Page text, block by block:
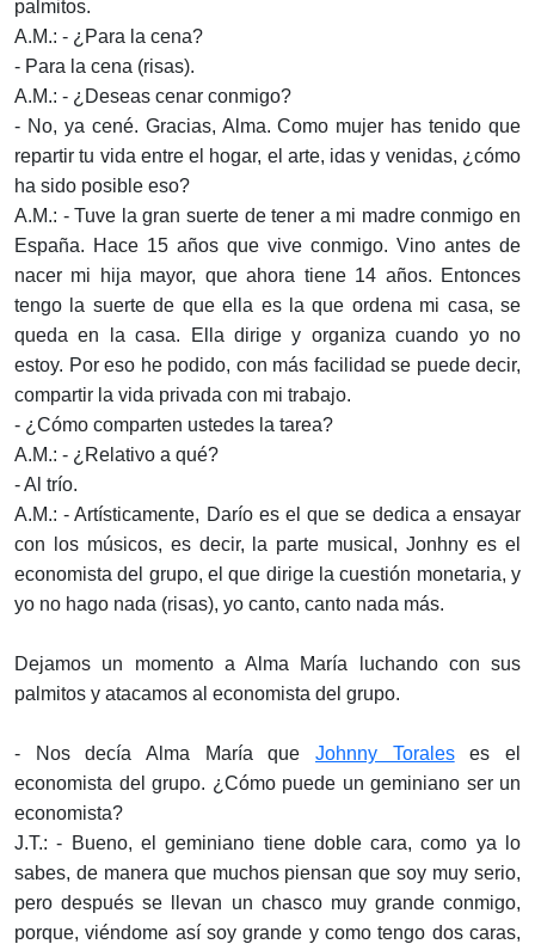
palmitos.
A.M.: - ¿Para la cena?
- Para la cena (risas).
A.M.: - ¿Deseas cenar conmigo?
- No, ya cené. Gracias, Alma. Como mujer has tenido que
repartir tu vida entre el hogar, el arte, idas y venidas, ¿cómo
ha sido posible eso?
A.M.: - Tuve la gran suerte de tener a mi madre conmigo en
España. Hace 15 años que vive conmigo. Vino antes de
nacer mi hija mayor, que ahora tiene 14 años. Entonces
tengo la suerte de que ella es la que ordena mi casa, se
queda en la casa. Ella dirige y organiza cuando yo no
estoy. Por eso he podido, con más facilidad se puede decir,
compartir la vida privada con mi trabajo.
- ¿Cómo comparten ustedes la tarea?
A.M.: - ¿Relativo a qué?
- Al trío.
A.M.: - Artísticamente, Darío es el que se dedica a ensayar
con los músicos, es decir, la parte musical, Jonhny es el
economista del grupo, el que dirige la cuestión monetaria, y
yo no hago nada (risas), yo canto, canto nada más.
Dejamos un momento a Alma María luchando con sus
palmitos y atacamos al economista del grupo.
- Nos decía Alma María que Johnny Toraleses el
economista del grupo. ¿Cómo puede un geminiano ser un
economista?
J.T.: - Bueno, el geminiano tiene doble cara, como ya lo
sabes, de manera que muchos piensan que soy muy serio,
pero después se llevan un chasco muy grande conmigo,
porque, viéndome así soy grande y como tengo dos caras,